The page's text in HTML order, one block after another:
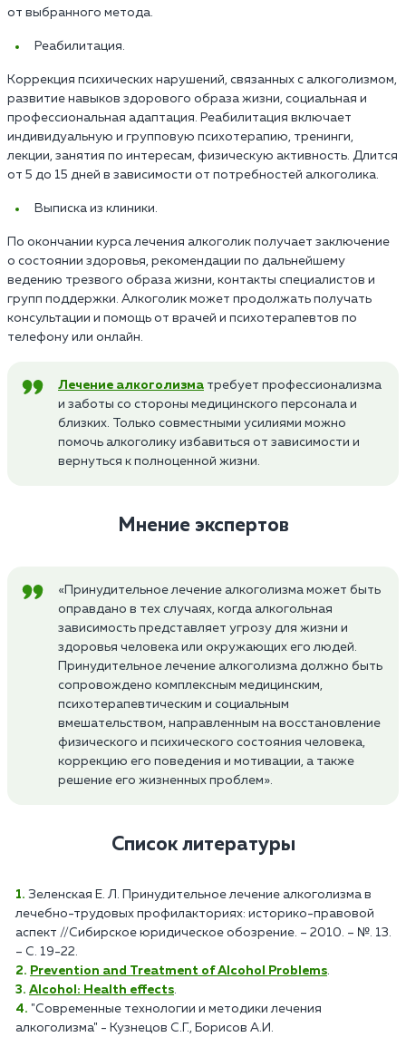
от выбранного метода.
Реабилитация.
Коррекция психических нарушений, связанных с алкоголизмом,
развитие навыков здорового образа жизни, социальная и
профессиональная адаптация. Реабилитация включает
индивидуальную и групповую психотерапию, тренинги,
лекции, занятия по интересам, физическую активность. Длится
от 5 до 15 дней в зависимости от потребностей алкоголика.
Выписка из клиники.
По окончании курса лечения алкоголик получает заключение
о состоянии здоровья, рекомендации по дальнейшему
ведению трезвого образа жизни, контакты специалистов и
групп поддержки. Алкоголик может продолжать получать
консультации и помощь от врачей и психотерапевтов по
телефону или онлайн.
Лечение алкоголизма требует профессионализма
и заботы со стороны медицинского персонала и
близких. Только совместными усилиями можно
помочь алкоголику избавиться от зависимости и
вернуться к полноценной жизни.
Мнение экспертов
«Принудительное лечение алкоголизма может быть
оправдано в тех случаях, когда алкогольная
зависимость представляет угрозу для жизни и
здоровья человека или окружающих его людей.
Принудительное лечение алкоголизма должно быть
сопровождено комплексным медицинским,
психотерапевтическим и социальным
вмешательством, направленным на восстановление
физического и психического состояния человека,
коррекцию его поведения и мотивации, а также
решение его жизненных проблем».
Список литературы
Зеленская Е. Л. Принудительное лечение алкоголизма в
лечебно-трудовых профилакториях: историко-правовой
аспект //Сибирское юридическое обозрение. – 2010. – №. 13.
– С. 19-22.
Prevention and Treatment of Alcohol Problems.
Alcohol: Health effects.
"Современные технологии и методики лечения
алкоголизма" - Кузнецов С.Г., Борисов А.И.